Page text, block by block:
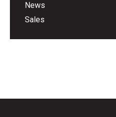
News
Sales